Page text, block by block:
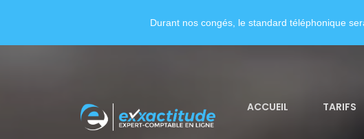
ACCUEIL TARIFS
Durant nos congés, le standard téléphonique